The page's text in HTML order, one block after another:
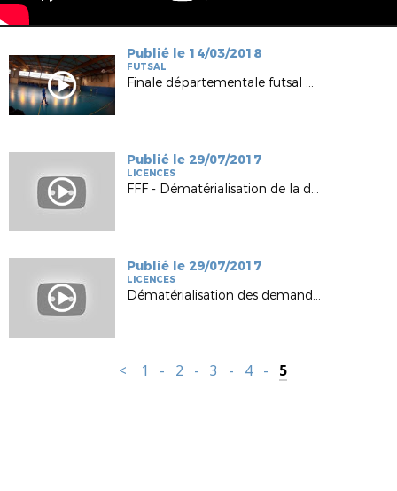
Publié le 14/03/2018
FUTSAL
Finale départementale futsal U15 à Pontrieux
Publié le 29/07/2017
LICENCES
FFF - Dématérialisation de la demande de licence
Publié le 29/07/2017
LICENCES
Dématérialisation des demandes de licences - Formation Clubs
< 1 - 2 - 3 - 4 - 5